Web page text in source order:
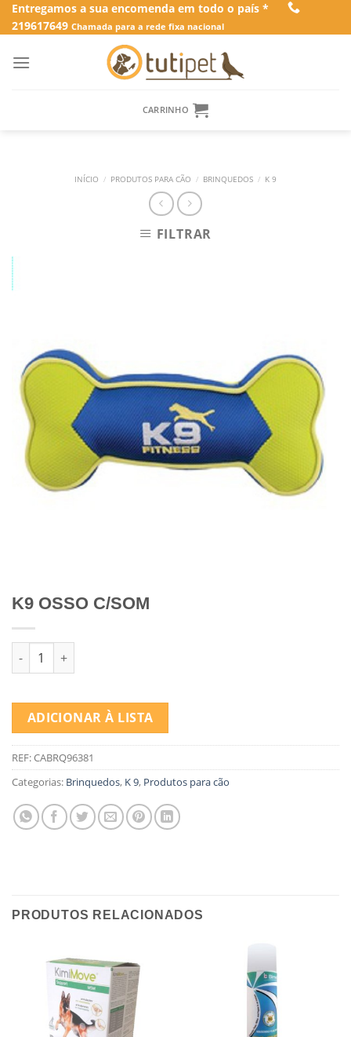
SkipEntregamos a sua encomenda em todo o país *
219617649 Chamada para a rede fixa nacional
CARRINHO
INÍCIO / PRODUTOS PARA CÃO / BRINQUEDOS / K 9
FILTRAR
K9 OSSO C/SOM
Quantidade de K9 OSSO C/SOM
ADICIONAR À LISTA
REF:CABRQ96381
Categorias: Brinquedos, K 9, Produtos para cão
PRODUTOS RELACIONADOS